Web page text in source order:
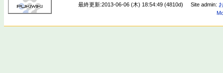
最終更新:2013-06-06 (木) 18:54:49 (4810d) Site admin: